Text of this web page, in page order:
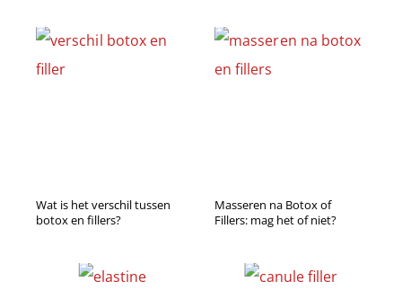
Wat is het verschil tussen
botox en fillers?
Masseren na Botox of
Fillers: mag het of niet?